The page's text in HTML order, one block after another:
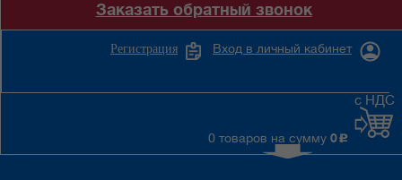
Заказать обратный звонок
Вход в личный кабинет
Регистрация
0 товаров на сумму 0 c
с НДС